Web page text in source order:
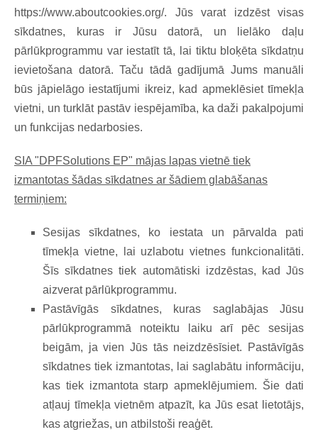
https://www.aboutcookies.org/. Jūs varat izdzēst visas
sīkdatnes, kuras ir Jūsu datorā, un lielāko daļu
pārlūkprogrammu var iestatīt tā, lai tiktu bloķēta sīkdatņu
ievietošana datorā. Taču tādā gadījumā Jums manuāli
būs jāpielāgo iestatījumi ikreiz, kad apmeklēsiet tīmekļa
vietni, un turklāt pastāv iespējamība, ka daži pakalpojumi
un funkcijas nedarbosies.
SIA "DPFSolutions EP" mājas lapas vietnē tiek
izmantotas šādas sīkdatnes ar šādiem glabāšanas
termiņiem:
Sesijas sīkdatnes, ko iestata un pārvalda pati
tīmekļa vietne, lai uzlabotu vietnes funkcionalitāti.
Šīs sīkdatnes tiek automātiski izdzēstas, kad Jūs
aizverat pārlūkprogrammu.
Pastāvīgās sīkdatnes, kuras saglabājas Jūsu
pārlūkprogrammā noteiktu laiku arī pēc sesijas
beigām, ja vien Jūs tās neizdzēsīsiet. Pastāvīgās
sīkdatnes tiek izmantotas, lai saglabātu informāciju,
kas tiek izmantota starp apmeklējumiem. Šie dati
atļauj tīmekļa vietnēm atpazīt, ka Jūs esat lietotājs,
kas atgriežas, un atbilstoši reaģēt.